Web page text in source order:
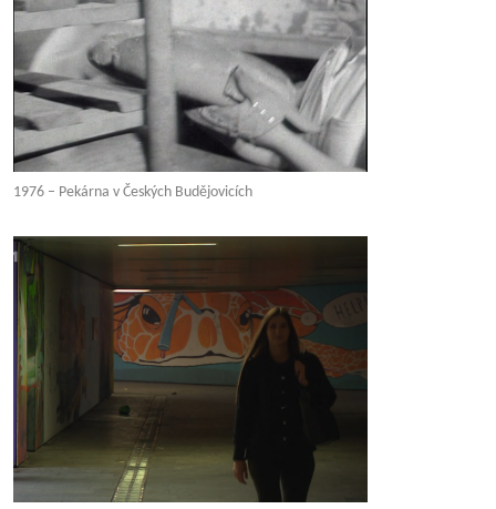
1976 – Pekárna v Českých Budějovicích